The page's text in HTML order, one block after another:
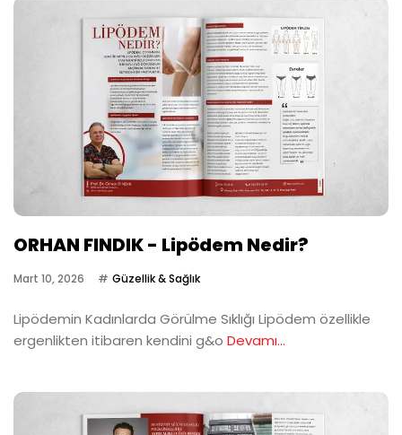
ORHAN FINDIK - Lipödem Nedir?
Mart 10, 2026 Güzellik & Sağlık
Lipödemin Kadınlarda Görülme Sıklığı Lipödem özellikle
ergenlikten itibaren kendini g&o Devamı...